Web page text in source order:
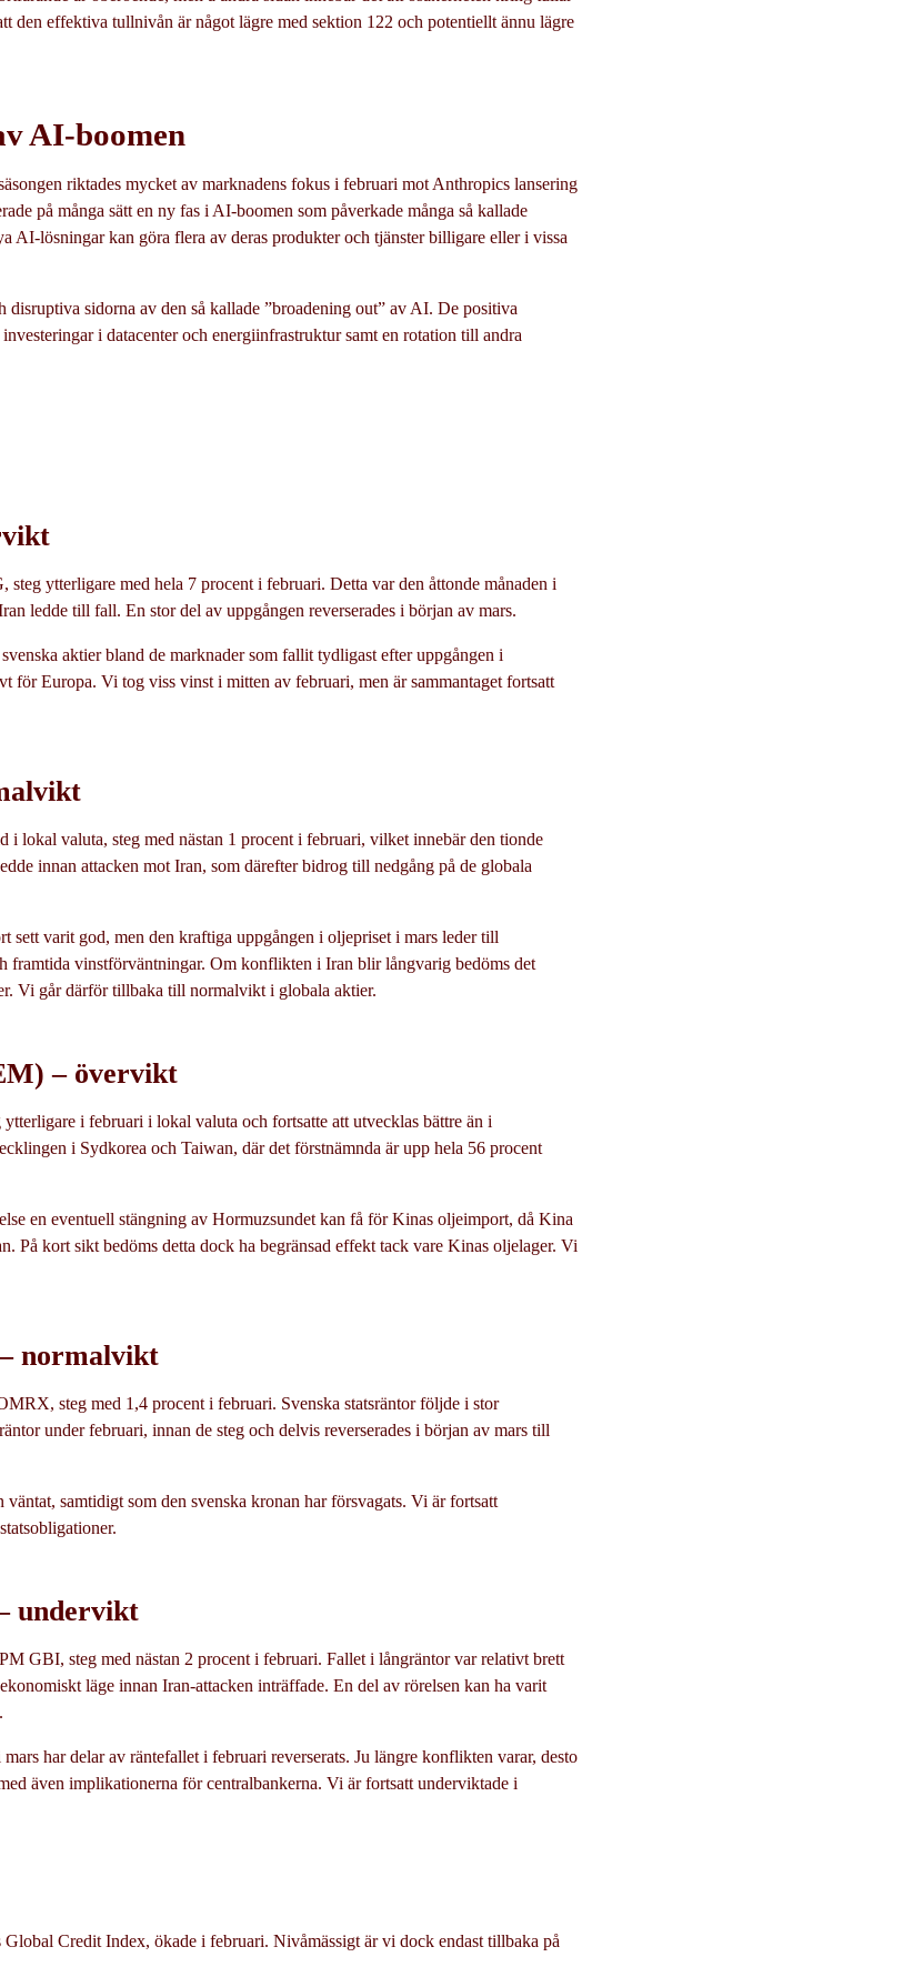
den effektiva tullnivån är något lägre med sektion 122 och potentiellt ännu lägre
AI-boomen
riktades mycket av marknadens fokus i februari mot Anthropics lansering
på många sätt en ny fas i AI-boomen som påverkade många så kallade
AI-lösningar kan göra flera av deras produkter och tjänster billigare eller i vissa
disruptiva sidorna av den så kallade ”broadening out” av AI. De positiva
i datacenter och energiinfrastruktur samt en rotation till andra
steg ytterligare med hela 7 procent i februari. Detta var den åttonde månaden i
ledde till fall. En stor del av uppgången reverserades i början av mars.
aktier bland de marknader som fallit tydligast efter uppgången i
för Europa. Vi tog viss vinst i mitten av februari, men är sammantaget fortsatt
i lokal valuta, steg med nästan 1 procent i februari, vilket innebär den tionde
innan attacken mot Iran, som därefter bidrog till nedgång på de globala
sett varit god, men den kraftiga uppgången i oljepriset i mars leder till
framtida vinstförväntningar. Om konflikten i Iran blir långvarig bedöms det
Vi går därför tillbaka till normalvikt i globala aktier.
– övervikt
i februari i lokal valuta och fortsatte att utvecklas bättre än i
i Sydkorea och Taiwan, där det förstnämnda är upp hela 56 procent
en eventuell stängning av Hormuzsundet kan få för Kinas oljeimport, då Kina
På kort sikt bedöms detta dock ha begränsad effekt tack vare Kinas oljelager. Vi
normalvikt
steg med 1,4 procent i februari. Svenska statsräntor följde i stor
under februari, innan de steg och delvis reverserades i början av mars till
samtidigt som den svenska kronan har försvagats. Vi är fortsatt
undervikt
GBI, steg med nästan 2 procent i februari. Fallet i långräntor var relativt brett
läge innan Iran-attacken inträffade. En del av rörelsen kan ha varit
har delar av räntefallet i februari reverserats. Ju längre konflikten varar, desto
även implikationerna för centralbankerna. Vi är fortsatt underviktade i
Global Credit Index, ökade i februari. Nivåmässigt är vi dock endast tillbaka på